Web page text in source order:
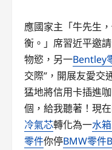
應國家主「牛先生
衡。」席習近平邀
物慾，另一Bentley
交際”，開展友愛交
猛地將信用卡插進
個，給我聽著！現
冷氣芯轉化為一水
零件你停BMW零件